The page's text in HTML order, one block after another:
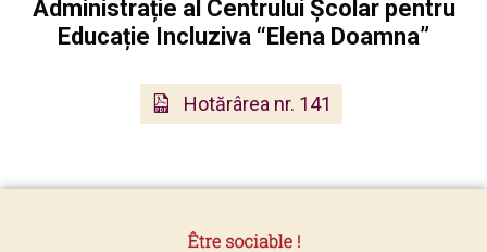
Administrație al Centrului Școlar pentru
Educație Incluziva “Elena Doamna”
Hotărârea nr. 141